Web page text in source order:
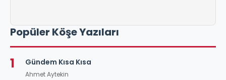
Popüler Köşe Yazıları
1 Gündem Kısa Kısa
Ahmet Aytekin